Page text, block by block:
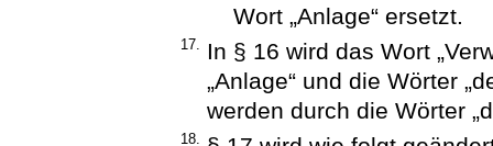
Wort „Anlage“ ersetzt.
17.
In § 16 wird das Wort
„Anlage“ und die Wörter
werden durch die Wörter
18.